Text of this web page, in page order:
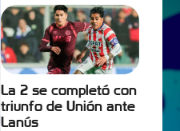
La 2 se completó con
triunfo de Unión ante
Lanús